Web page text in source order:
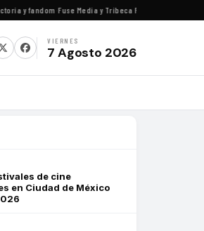
y fandom·Fuse Media y Tribeca Films se alían para
VIERNES
7 Agosto 2026
de cine
en Ciudad de México